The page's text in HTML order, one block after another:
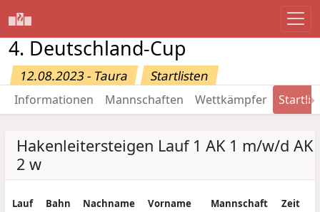
4. Deutschland-Cup
12.08.2023 - Taura Startlisten
Informationen Mannschaften Wettkämpfer →
Hakenleitersteigen Lauf 1 AK 1 m/w/d AK
2 w
Lauf Bahn Nachname Vorname Mannschaft
Zeit